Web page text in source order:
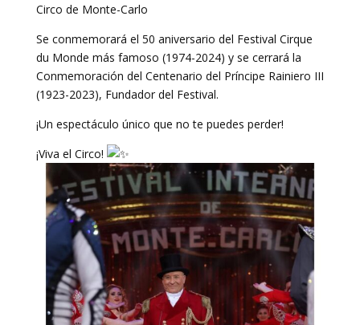
Circo de Monte-Carlo
Se conmemorará el 50 aniversario del Festival Cirque
du Monde más famoso (1974-2024) y se cerrará la
Conmemoración del Centenario del Príncipe Rainiero III
(1923-2023), Fundador del Festival.
¡Un espectáculo único que no te puedes perder!
¡Viva el Circo!